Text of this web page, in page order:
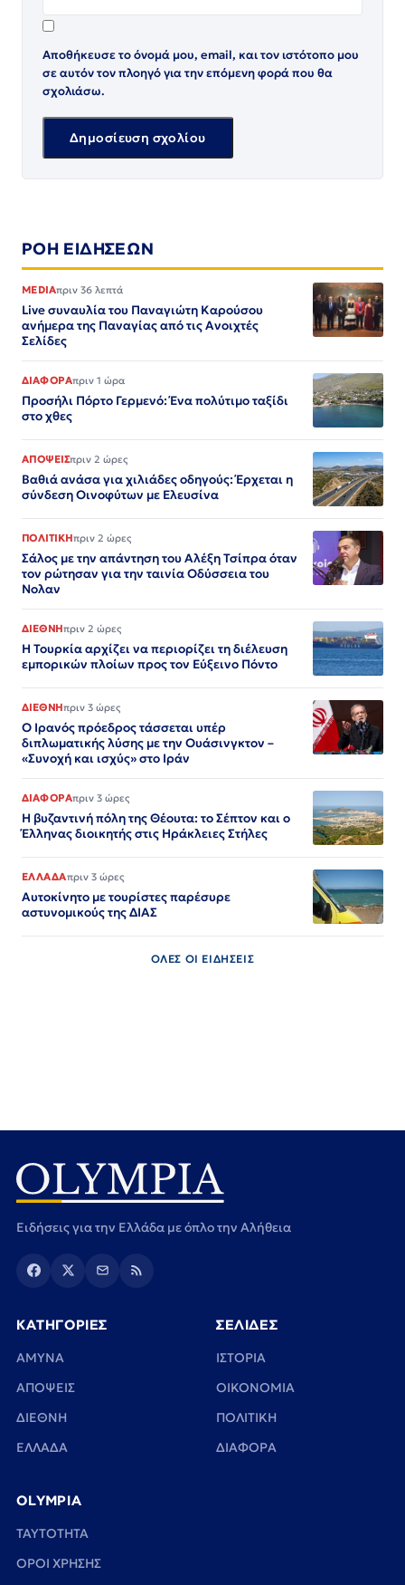
Αποθήκευσε το όνομά μου, email, και τον ιστότοπο μου
σε αυτόν τον πλοηγό για την επόμενη φορά που θα
σχολιάσω.
ΡΟΗ ΕΙΔΗΣΕΩΝ
MEDIAπριν 36 λεπτά
Live συναυλία του Παναγιώτη Καρούσου
ανήμερα της Παναγίας από τις Ανοιχτές
Σελίδες
ΔΙΑΦΟΡΑπριν 1 ώρα
Προσήλι Πόρτο Γερμενό: Ένα πολύτιμο ταξίδι
στο χθες
ΑΠΟΨΕΙΣπριν 2 ώρες
Βαθιά ανάσα για χιλιάδες οδηγούς: Έρχεται η
σύνδεση Οινοφύτων με Ελευσίνα
ΠΟΛΙΤΙΚΗπριν 2 ώρες
Σάλος με την απάντηση του Αλέξη Τσίπρα όταν
τον ρώτησαν για την ταινία Οδύσσεια του
Νολαν
ΔΙΕΘΝΗπριν 2 ώρες
Η Τουρκία αρχίζει να περιορίζει τη διέλευση
εμπορικών πλοίων προς τον Εύξεινο Πόντο
ΔΙΕΘΝΗπριν 3 ώρες
Ο Ιρανός πρόεδρος τάσσεται υπέρ
διπλωματικής λύσης με την Ουάσινγκτον –
«Συνοχή και ισχύς» στο Ιράν​​​​​​​​​​​​​​​​​​​​​​​​​​​​​​​​​​​​​​​​​​​​​​​​​​
ΔΙΑΦΟΡΑπριν 3 ώρες
Η βυζαντινή πόλη της Θέουτα: το Σέπτον και ο
Έλληνας διοικητής στις Ηράκλειες Στήλες
ΕΛΛΑΔΑπριν 3 ώρες
Αυτοκίνητο με τουρίστες παρέσυρε
αστυνομικούς της ΔΙΑΣ
ΟΛΕΣ ΟΙ ΕΙΔΗΣΕΙΣ
Ειδήσεις για την Ελλάδα με όπλο την Αλήθεια
ΚΑΤΗΓΟΡΙΕΣ
ΑΜΥΝΑ
ΑΠΟΨΕΙΣ
ΔΙΕΘΝΗ
ΕΛΛΑΔΑ
ΣΕΛΙΔΕΣ
ΙΣΤΟΡΙΑ
ΟΙΚΟΝΟΜΙΑ
ΠΟΛΙΤΙΚΗ
ΔΙΑΦΟΡΑ
OLYMPIA
TAYTOTHTA
ΟΡΟΙ ΧΡΗΣΗΣ